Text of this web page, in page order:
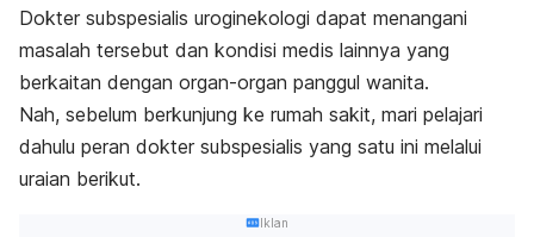
Dokter subspesialis uroginekologi dapat menangani
masalah tersebut dan kondisi medis lainnya yang
berkaitan dengan organ-organ panggul wanita.
Nah, sebelum berkunjung ke rumah sakit, mari pelajari
dahulu peran dokter subspesialis yang satu ini melalui
uraian berikut.
Iklan